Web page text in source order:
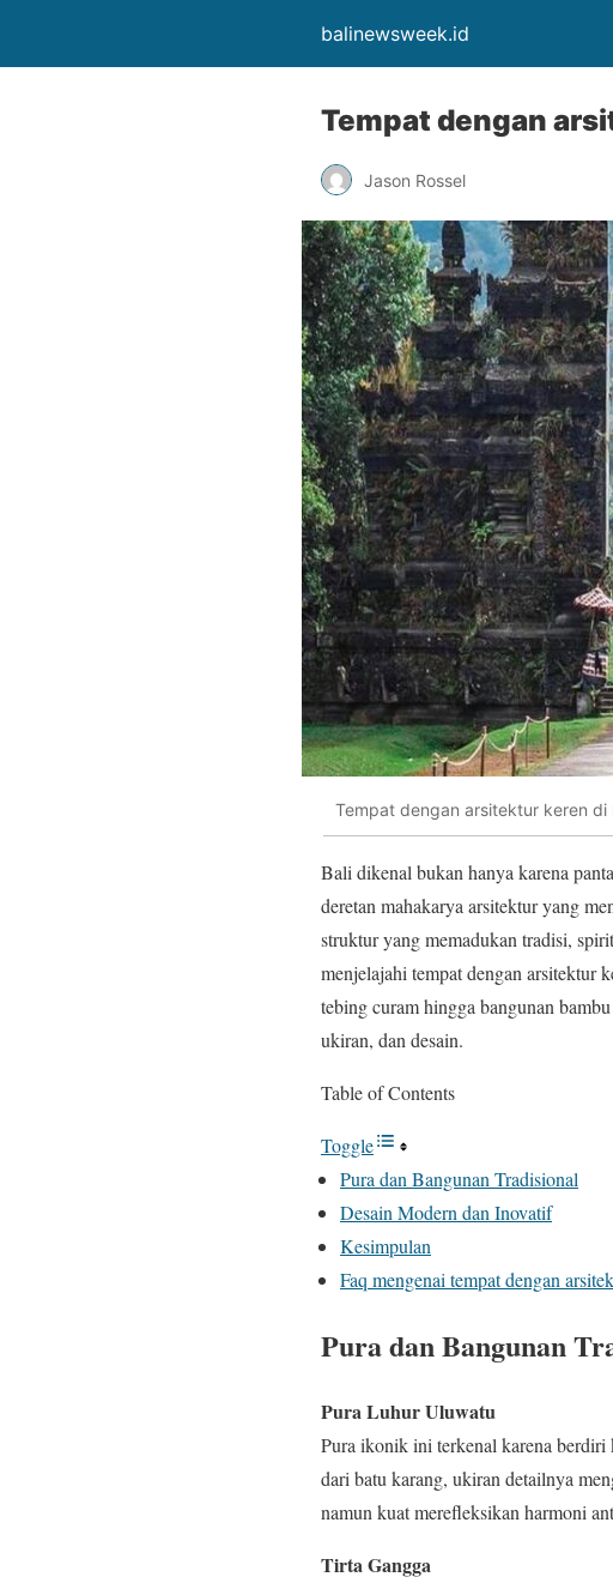
balinewsweek.id
Tempat dengan
Jason Rossel
Tempat dengan arsitektur keren di
Bali dikenal bukan hanya karena
deretan mahakarya arsitektur yang
struktur yang memadukan tradisi,
menjelajahi tempat dengan arsitektur
tebing curam hingga bangunan
ukiran, dan desain.
Table of Contents
Toggle
Pura dan Bangunan Tradisional
Desain Modern dan Inovatif
Kesimpulan
Faq mengenai tempat dengan
Pura dan Bangunan
Pura Luhur Uluwatu
Pura ikonik ini terkenal karena berdiri
dari batu karang, ukiran detailnya
namun kuat merefleksikan harmoni
Tirta Gangga